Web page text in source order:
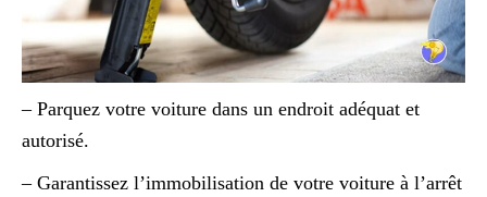
– Parquez votre voiture dans un endroit adéquat et
autorisé.
– Garantissez l’immobilisation de votre voiture à l’arrêt